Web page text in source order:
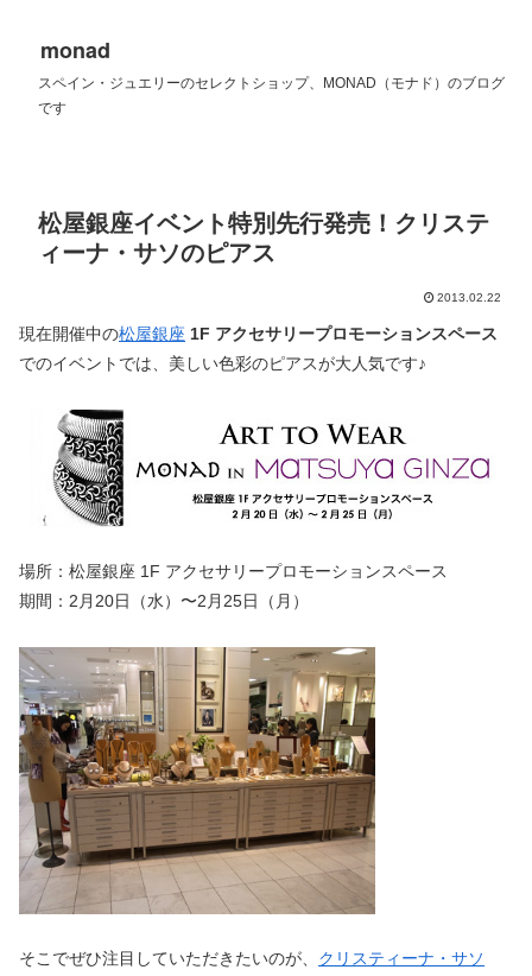
monad
スペイン・ジュエリーのセレクトショップ、MONAD（モナド）のブログ
です
松屋銀座イベント特別先行発売！クリステ
ィーナ・サソのピアス
2013.02.22
現在開催中の松屋銀座 1F アクセサリープロモーションスペース
でのイベントでは、美しい色彩のピアスが大人気です♪
場所：松屋銀座 1F アクセサリープロモーションスペース
期間：2月20日（水）〜2月25日（月）
そこでぜひ注目していただきたいのが、 クリスティーナ・サソ